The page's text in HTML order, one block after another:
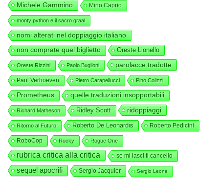
Michele Gammino Mino Caprio
monty python e il sacro graal
nomi alterati nel doppiaggio italiano
non comprate quel biglietto Oreste Lionello
Oreste Rizzini Paolo Buglioni parolacce tradotte
Paul Verhoeven Pietro Carapellucci Pino Colizzi
Prometheus quelle traduzioni insopportabili
Richard Matheson Ridley Scott ridoppiaggi
Ritorno al Futuro Roberto De Leonardis Roberto Pedicini
RoboCop Rocky Rogue One
rubrica critica alla critica se mi lasci ti cancello
sequel apocrifi Sergio Jacquier Sergio Leone